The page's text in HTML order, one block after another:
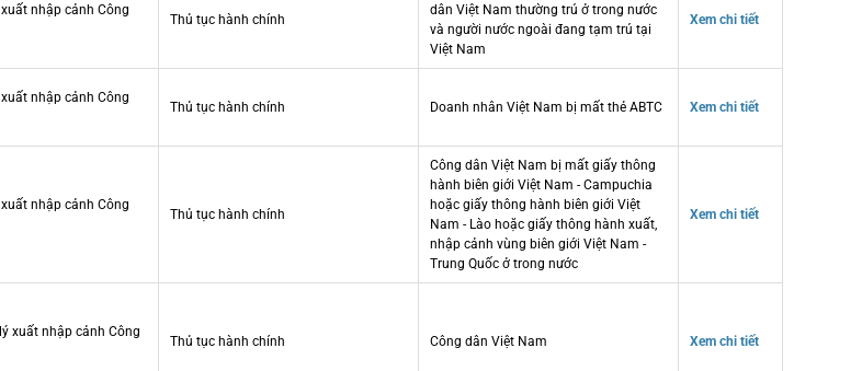
nhập cảnh Công
Thủ tục hành chính
dân Việt Nam thường trú ở trong nước
và người nước ngoài đang tạm trú tại
Việt Nam
Xem chi tiết
nhập cảnh Công
Thủ tục hành chính Doanh nhân Việt Nam bị mất thẻ ABTC Xem chi tiết
nhập cảnh Công
Thủ tục hành chính
Công dân Việt Nam bị mất giấy thông
hành biên giới Việt Nam - Campuchia
hoặc giấy thông hành biên giới Việt
Nam - Lào hoặc giấy thông hành xuất,
nhập cảnh vùng biên giới Việt Nam -
Trung Quốc ở trong nước
Xem chi tiết
xuất nhập cảnh Công
Thủ tục hành chính Công dân Việt Nam Xem chi tiết